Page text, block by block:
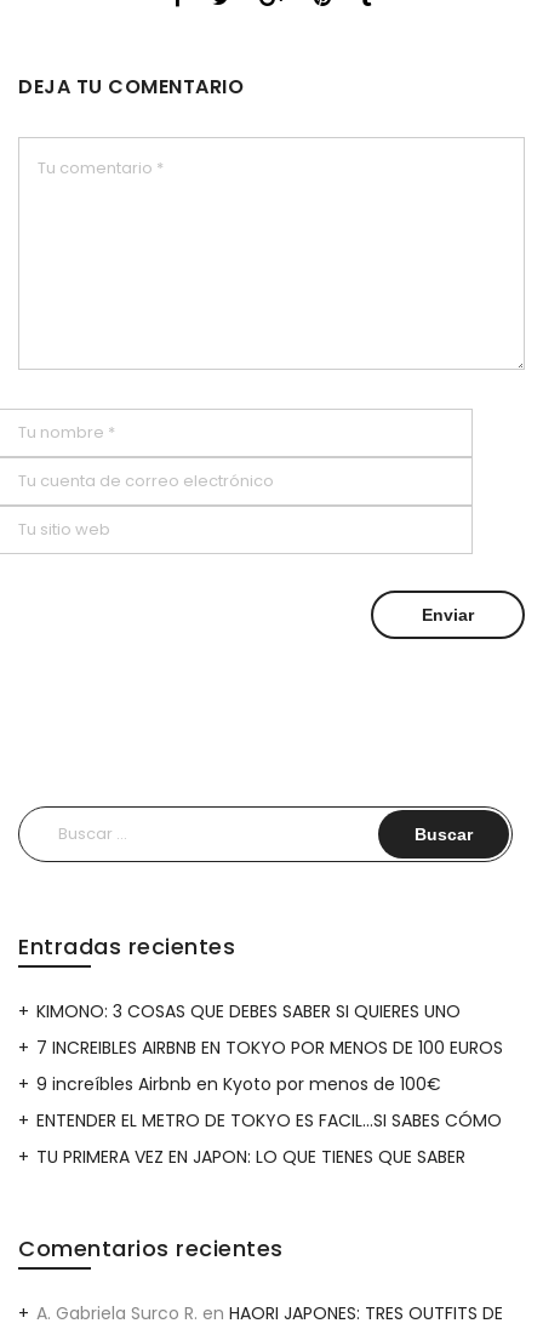
DEJA TU COMENTARIO
Buscar:
Entradas recientes
KIMONO: 3 COSAS QUE DEBES SABER SI QUIERES UNO
7 INCREIBLES AIRBNB EN TOKYO POR MENOS DE 100 EUROS
9 increíbles Airbnb en Kyoto por menos de 100€
ENTENDER EL METRO DE TOKYO ES FACIL…SI SABES CÓMO
TU PRIMERA VEZ EN JAPON: LO QUE TIENES QUE SABER
Comentarios recientes
A. Gabriela Surco R. en HAORI JAPONES: TRES OUTFITS DE